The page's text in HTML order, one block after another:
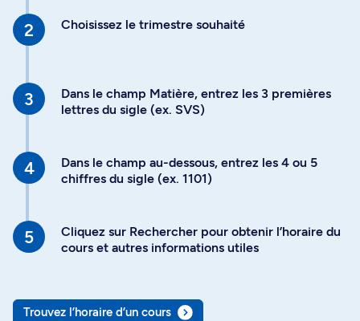
Choisissez le trimestre souhaité
Dans le champ Matière, entrez les 3 premières
lettres du sigle (ex. SVS)
Dans le champ au-dessous, entrez les 4 ou 5
chiffres du sigle (ex. 1101)
Cliquez sur Rechercher pour obtenir l’horaire du
cours et autres informations utiles
Trouvez l’horaire d’un cours